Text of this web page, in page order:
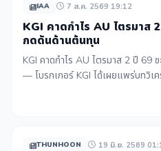
IAA 7 ส.ค. 2569 19:12
KGI คาดกำไร AU ไตรมาส
กดดันด้านต้นทุน
KGI คาดกำไร AU ไตรมาส 2 ปี 69
— โบรกเกอร์ KGI ได้เผยแพร่บทวิเ
(มหาชน) หรือ AU โดยคาดการณ์กำ
THUNHOON 19 มิ.ย. 2569